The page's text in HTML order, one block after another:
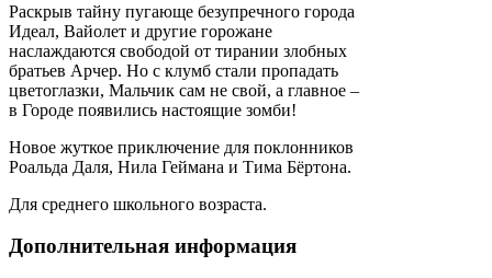
Раскрыв тайну пугающе безупречного города
Идеал, Вайолет и другие горожане
наслаждаются свободой от тирании злобных
братьев Арчер. Но с клумб стали пропадать
цветоглазки, Мальчик сам не свой, а главное –
в Городе появились настоящие зомби!
Новое жуткое приключение для поклонников
Роальда Даля, Нила Геймана и Тима Бёртона.
Для среднего школьного возраста.
Дополнительная информация